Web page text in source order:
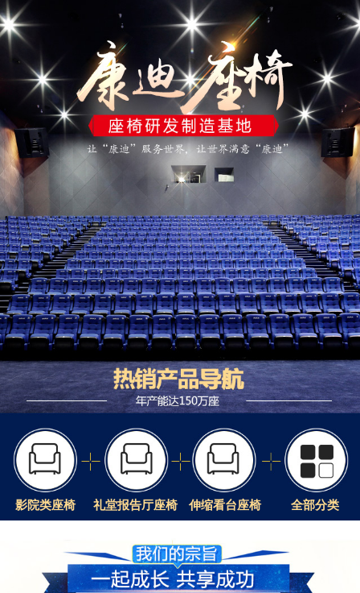
影院类座椅 礼堂报告厅座椅 伸缩看台座椅 全部分类